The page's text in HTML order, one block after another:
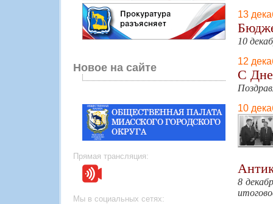
Новое на сайте
Прямая трансляция:
Мы в социальных сетях:
13
10
12
С
10
8